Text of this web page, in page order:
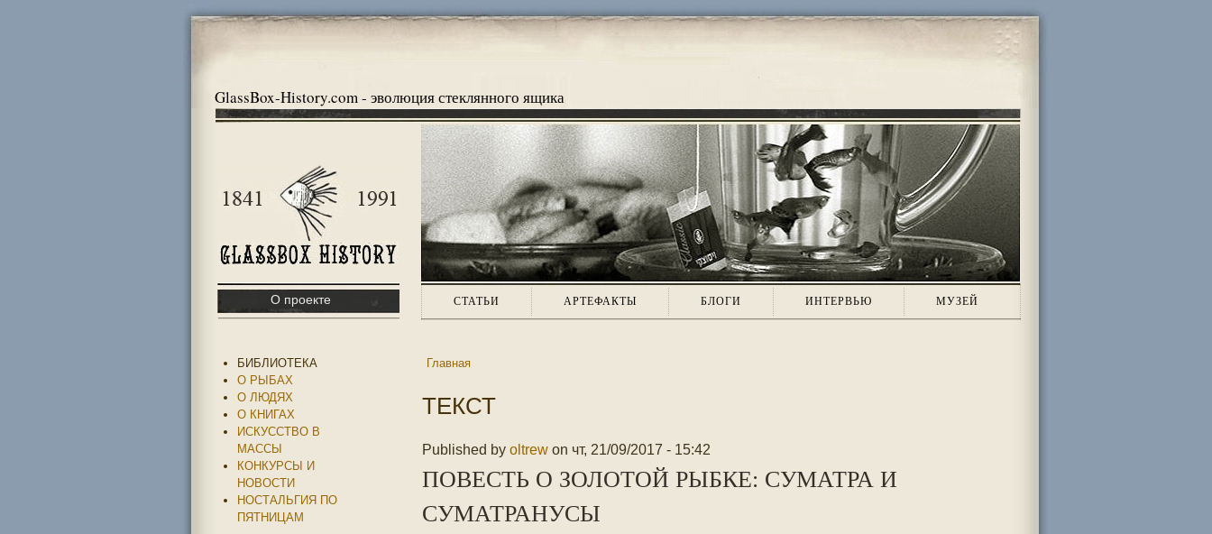
GlassBox-History.com - эволюция стеклянного ящика
О проекте СТАТЬИ АРТЕФАКТЫ БЛОГИ ИНТЕРВЬЮ МУЗЕЙ
Главная
ТЕКСТ
Published by oltrew on чт, 21/09/2017 - 15:42
ПОВЕСТЬ О ЗОЛОТОЙ РЫБКЕ: СУМАТРА И
СУМАТРАНУСЫ
БИБЛИОТЕКА
О РЫБАХ
О ЛЮДЯХ
О КНИГАХ
ИСКУССТВО В
МАССЫ
КОНКУРСЫ И
НОВОСТИ
НОСТАЛЬГИЯ ПО
ПЯТНИЦАМ